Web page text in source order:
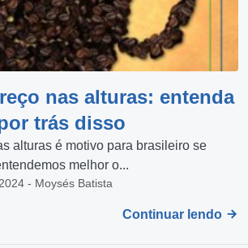
nas alturas: entenda
trás disso
alturas é motivo para brasileiro se
melhor o...
- Moysés Batista
Continuar lendo